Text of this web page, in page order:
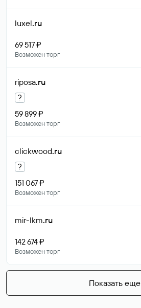
luxel.ru
69 517 ₽
Возможен торг
riposa.ru
?
59 899 ₽
Возможен торг
clickwood.ru
?
151 067 ₽
Возможен торг
mir-lkm.ru
142 674 ₽
Возможен торг
Показать еще